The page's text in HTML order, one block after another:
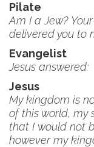
Pilate
Am I a Jew?
delivered you to
Evangelist
Jesus answered:
Jesus
My kingdom is
of this world, my
that I would not
however my